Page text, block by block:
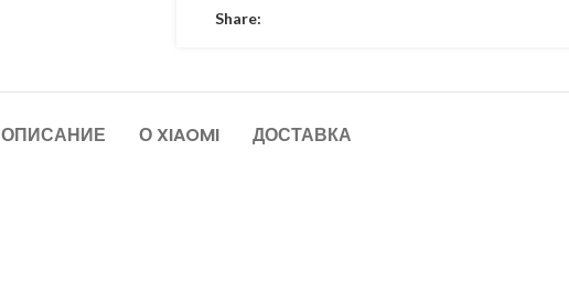
Share:
ОПИСАНИЕ О XIAOMI ДОСТАВКА